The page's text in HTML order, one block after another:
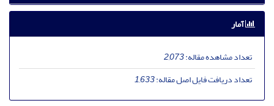
آمار
تعداد مشاهده مقاله:2,073
تعداد دریافت فایل اصل مقاله:1,633